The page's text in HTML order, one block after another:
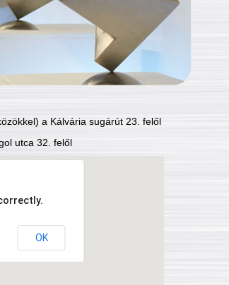
a Kálvária sugárút 23. felől
utca 32. felől
OK